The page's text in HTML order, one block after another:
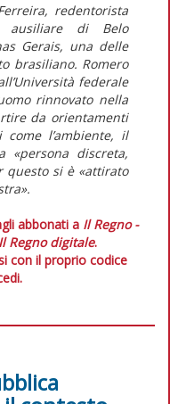
redentorista
ausiliare di Belo
Gerais, una delle
brasiliano. Romero
federale
rinnovato nella
da orientamenti
l’ambiente, il
«persona discreta,
questo si è «attirato
abbonati a Il Regno -
Il Regno digitale.
con il proprio codice